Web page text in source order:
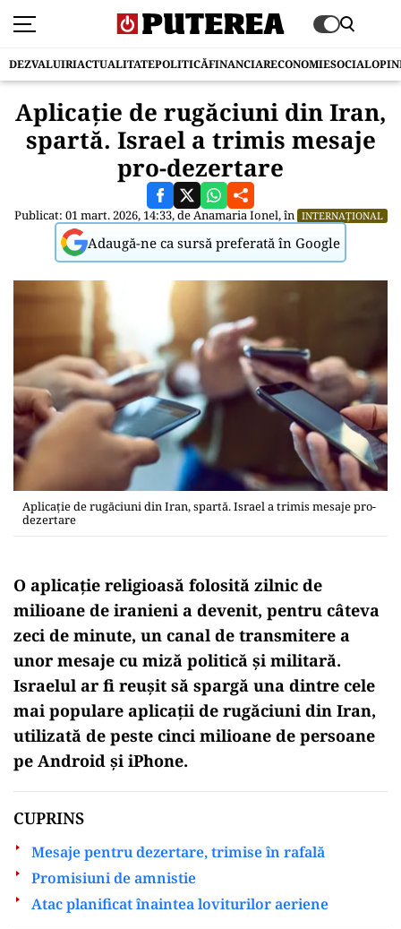
DEZVALUIRIACTUALITATEPOLITICĂFINANCIARECONOMIESOCIAL
Aplicație de rugăciuni din Iran,
spartă. Israel a trimis mesaje
pro-dezertare
Publicat: 01 mart. 2026, 14:33, deAnamaria Ionel, în INTERNAȚIONAL
Adaugă-ne ca sursă preferată în Google
Aplicație de rugăciuni din Iran, spartă. Israel a trimis mesaje pro-
dezertare
O aplicație religioasă folosită zilnic de
milioane de iranieni a devenit, pentru câteva
zeci de minute, un canal de transmitere a
unor mesaje cu miză politică și militară.
Israelul ar fi reușit să spargă una dintre cele
mai populare aplicații de rugăciuni din Iran,
utilizată de peste cinci milioane de persoane
pe Android și iPhone.
CUPRINS
Mesaje pentru dezertare, trimise în rafală
Promisiuni de amnistie
Atac planificat înaintea loviturilor aeriene